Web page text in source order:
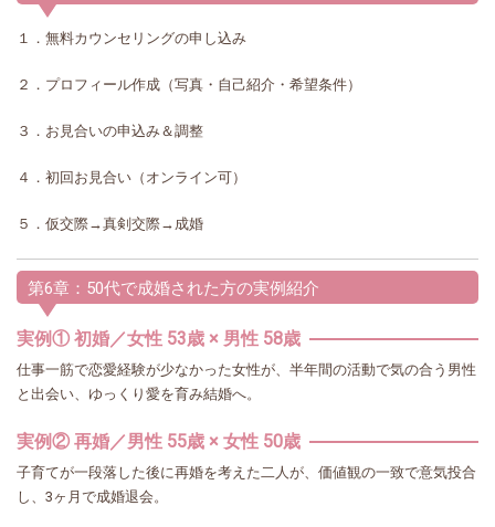
１．無料カウンセリングの申し込み
２．プロフィール作成（写真・自己紹介・希望条件）
３．お見合いの申込み＆調整
４．初回お見合い（オンライン可）
５．仮交際→真剣交際→成婚
第6章：50代で成婚された方の実例紹介
実例① 初婚／女性 53歳 × 男性 58歳
仕事一筋で恋愛経験が少なかった女性が、半年間の活動で気の合う男性
と出会い、ゆっくり愛を育み結婚へ。
実例② 再婚／男性 55歳 × 女性 50歳
子育てが一段落した後に再婚を考えた二人が、価値観の一致で意気投合
し、3ヶ月で成婚退会。